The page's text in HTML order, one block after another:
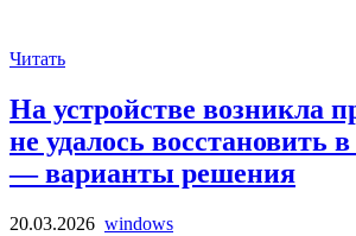
Читать
На устройстве возникла
не удалось восстановить
— варианты решения
20.03.2026 windows